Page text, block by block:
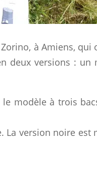
à Amiens,
deux versions :
modèle à trois
version noire est